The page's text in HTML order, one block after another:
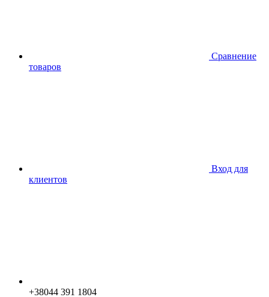
Сравнение
товаров
Вход для
клиентов
+38044 391 1804